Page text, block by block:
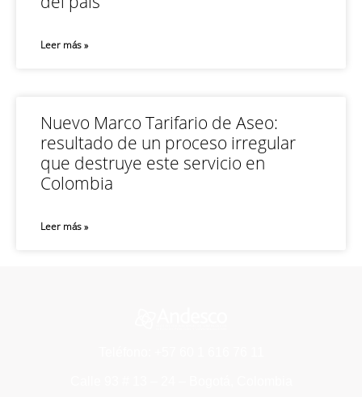
Leer más »
Nuevo Marco Tarifario de Aseo:
resultado de un proceso irregular
que destruye este servicio en
Colombia
Leer más »